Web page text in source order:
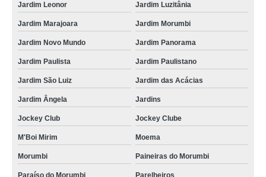
Jardim Leonor Jardim Luzitânia
Jardim Marajoara Jardim Morumbi
Jardim Novo Mundo Jardim Panorama
Jardim Paulista Jardim Paulistano
Jardim São Luiz Jardim das Acácias
Jardim Ângela Jardins
Jockey Club Jockey Clube
M'Boi Mirim Moema
Morumbi Paineiras do Morumbi
Paraíso do Morumbi Parelheiros